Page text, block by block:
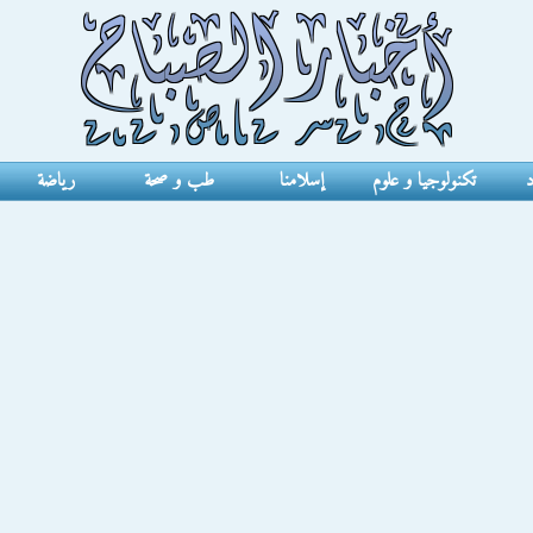
تكنولوجيا و علوم إسلامنا طب و صحة رياضة